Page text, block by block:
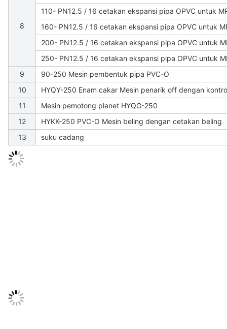
8
110- PN12.5 / 16 cetakan ekspansi pipa OPVC untuk
160- PN12.5 / 16 cetakan ekspansi pipa OPVC untuk
200- PN12.5 / 16 cetakan ekspansi pipa OPVC untuk
250- PN12.5 / 16 cetakan ekspansi pipa OPVC untuk
9
90-250 Mesin pembentuk pipa PVC-O
10
HYQY-250 Enam cakar Mesin penarik off dengan
11
Mesin pemotong planet HYQG-250
12
HYKK-250 PVC-O Mesin beling dengan cetakan beling
13
suku cadang